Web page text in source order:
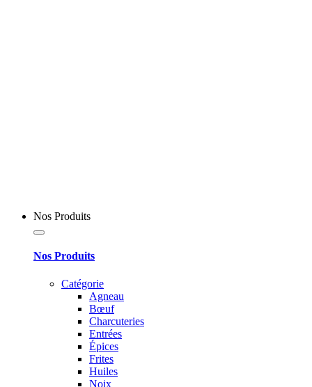
Nos Produits
Nos Produits
Catégorie
Agneau
Bœuf
Charcuteries
Entrées
Épices
Frites
Huiles
Noix